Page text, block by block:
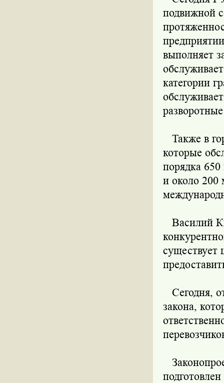
подвижной
выполняет
категории
Также в
которые
порядка
и около 200
Василий
существует
Сегодня,
закона,